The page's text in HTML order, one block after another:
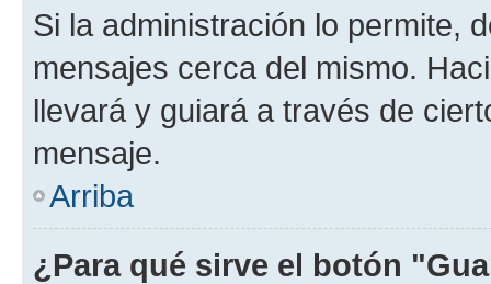
Si la administración lo permite,
mensajes cerca del mismo.
llevará y guiará a través de
mensaje.
Arriba
¿Para qué sirve el botón